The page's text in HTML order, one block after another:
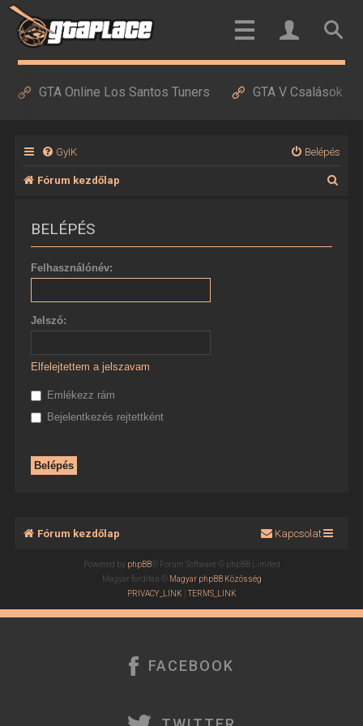
GTA Online Los Santos Tuners GTA V Csalások
GyIK Belépés
Fórum kezdőlap
BELÉPÉS
Felhasználónév:
Jelszó:
Elfelejtettem a jelszavam
Emlékezz rám
Bejelentkezés rejtettként
Fórum kezdőlap Kapcsolat
Powered by phpBB® Forum Software © phpBB Limited
Magyar fordítás © Magyar phpBB Közösség
PRIVACY_LINK |TERMS_LINK
FACEBOOK